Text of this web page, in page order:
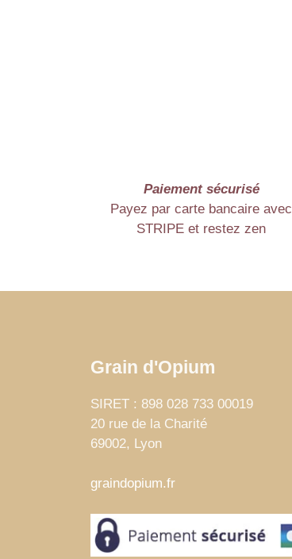
Paiement sécurisé
Payez par carte bancaire avec
STRIPE et restez zen
Grain d'Opium
SIRET : 898 028 733 00019
20 rue de la Charité
69002, Lyon
graindopium.fr
519